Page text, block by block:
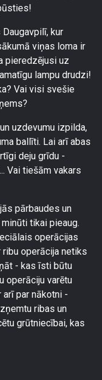
kur
viņas loma ir
pieredzējusi uz
lampu drudzi!
Vai visi svešie
uzdevumu izpilda,
ballīti. Lai arī abas
deju grīdu -
Vai tiešām vakars
pārbaudes un
tikai pieaug.
operācijas
operācija netiks
- kas īsti būtu
operāciju varētu
par nākotni -
ribas un
grūtniecībai, kas